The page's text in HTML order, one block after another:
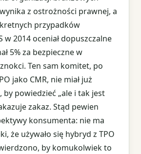
z ostrożności prawnej, a
przypadków
w 2014 oceniał dopuszczalne
5% za bezpieczne w
Ten sam komitet, po
jako CMR, nie miał już
powiedzieć „ale i tak jest
zakaz. Stąd pewien
konsumenta: nie ma
że używało się hybryd z TPO
by komukolwiek to